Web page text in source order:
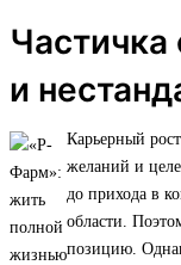
Частичка
и
Карьерный
желаний и
до прихода в
области.
позицию.